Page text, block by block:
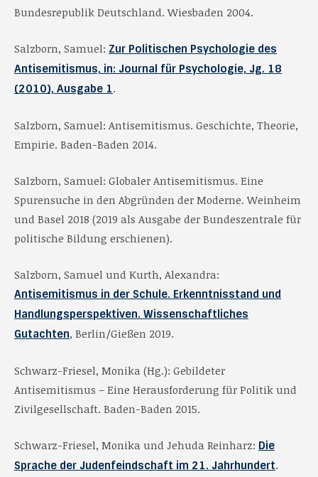
Bundesrepublik Deutschland. Wiesbaden 2004.
Salzborn, Samuel: Zur Politischen Psychologie des
Antisemitismus, in: Journal für Psychologie, Jg. 18
(2010), Ausgabe 1.
Salzborn, Samuel: Antisemitismus. Geschichte, Theorie,
Empirie. Baden-Baden 2014.
Salzborn, Samuel: Globaler Antisemitismus. Eine
Spurensuche in den Abgründen der Moderne. Weinheim
und Basel 2018 (2019 als Ausgabe der Bundeszentrale für
politische Bildung erschienen).
Salzborn, Samuel und Kurth, Alexandra:
Antisemitismus in der Schule. Erkenntnisstand und
Handlungsperspektiven. Wissenschaftliches
Gutachten, Berlin/Gießen 2019.
Schwarz-Friesel, Monika (Hg.): Gebildeter
Antisemitismus – Eine Herausforderung für Politik und
Zivilgesellschaft. Baden-Baden 2015.
Schwarz-Friesel, Monika und Jehuda Reinharz: Die
Sprache der Judenfeindschaft im 21. Jahrhundert.